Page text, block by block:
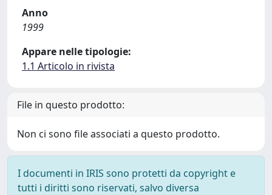
Anno
1999
Appare nelle tipologie:
1.1 Articolo in rivista
File in questo prodotto:
Non ci sono file associati a questo prodotto.
I documenti in IRIS sono protetti da copyright e
tutti i diritti sono riservati, salvo diversa